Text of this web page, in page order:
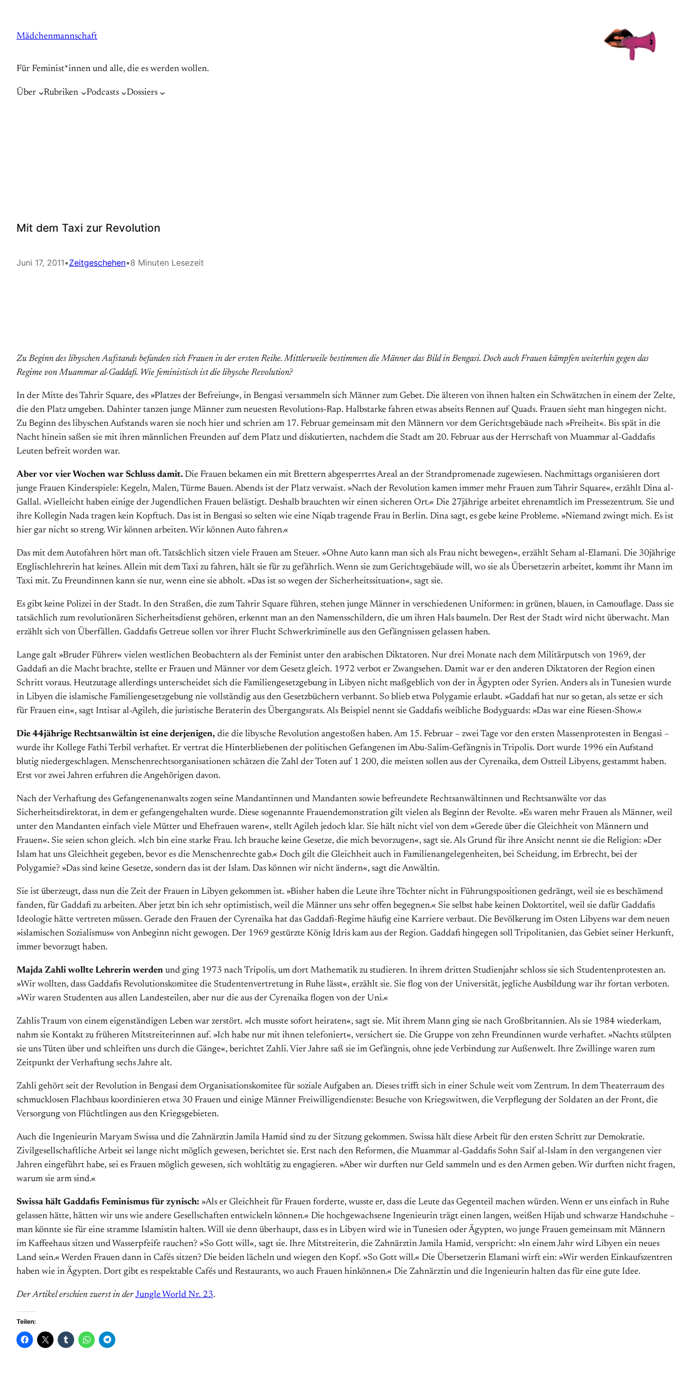
springen
Mädchenmannschaft
Für Feminist*innen und alle, die es werden wollen.
Über Rubriken Podcasts Dossiers
Mit dem Taxi zur Revolution
Juni 17, 2011•Zeitgeschehen•8 Minuten Lesezeit
Zu Beginn des libyschen Aufstands befanden sich Frauen in der ersten Reihe. Mittlerweile bestimmen die Männer das Bild in Bengasi. Doch auch Frauen kämpfen weiterhin gegen das
Regime von Muammar al-Gaddafi. Wie feministisch ist die libysche Revolution?
In der Mitte des Tahrir Square, des »Platzes der Befreiung«, in Bengasi versammeln sich Männer zum Gebet. Die älteren von ihnen halten ein Schwätzchen in einem der Zelte,
die den Platz umgeben. Dahinter tanzen junge Männer zum neuesten Revolutions-Rap. Halbstarke fahren etwas abseits Rennen auf Quads. Frauen sieht man hingegen nicht.
Zu Beginn des libyschen Aufstands waren sie noch hier und schrien am 17. Februar gemeinsam mit den Männern vor dem Gerichtsgebäude nach »Freiheit«. Bis spät in die
Nacht hinein saßen sie mit ihren männlichen Freunden auf dem Platz und diskutierten, nachdem die Stadt am 20. Februar aus der Herrschaft von Muammar al-Gaddafis
Leuten befreit worden war.
Aber vor vier Wochen war Schluss damit. Die Frauen bekamen ein mit Brettern abgesperrtes Areal an der Strandpromenade zugewiesen. Nachmittags organisieren dort
junge Frauen Kinderspiele: Kegeln, Malen, Türme Bauen. Abends ist der Platz verwaist. »Nach der Revolution kamen immer mehr Frauen zum Tahrir Square«, erzählt Dina al-
Gallal. »Vielleicht haben einige der Jugendlichen Frauen belästigt. Deshalb brauchten wir einen sicheren Ort.« Die 27jährige arbeitet ehrenamtlich im Pressezentrum. Sie und
ihre Kollegin Nada tragen kein Kopftuch. Das ist in Bengasi so selten wie eine Niqab tragende Frau in Berlin. Dina sagt, es gebe keine Probleme. »Niemand zwingt mich. Es ist
hier gar nicht so streng. Wir können arbeiten. Wir können Auto fahren.«
Das mit dem Autofahren hört man oft. Tatsächlich sitzen viele Frauen am Steuer. »Ohne Auto kann man sich als Frau nicht bewegen«, erzählt Seham al-Elamani. Die 30jährige
Englischlehrerin hat keines. Allein mit dem Taxi zu fahren, hält sie für zu gefährlich. Wenn sie zum Gerichtsgebäude will, wo sie als Übersetzerin arbeitet, kommt ihr Mann im
Taxi mit. Zu Freundinnen kann sie nur, wenn eine sie abholt. »Das ist so wegen der Sicherheitssituation«, sagt sie.
Es gibt keine Polizei in der Stadt. In den Straßen, die zum Tahrir Square führen, stehen junge Männer in verschiedenen Uniformen: in grünen, blauen, in Camouflage. Dass sie
tatsächlich zum revolutionären Sicherheitsdienst gehören, erkennt man an den Namensschildern, die um ihren Hals baumeln. Der Rest der Stadt wird nicht überwacht. Man
erzählt sich von Überfällen. Gaddafis Getreue sollen vor ihrer Flucht Schwerkriminelle aus den Gefängnissen gelassen haben.
Lange galt »Bruder Führer« vielen westlichen Beobachtern als der Feminist unter den arabischen Diktatoren. Nur drei Monate nach dem Militärputsch von 1969, der
Gaddafi an die Macht brachte, stellte er Frauen und Männer vor dem Gesetz gleich. 1972 verbot er Zwangsehen. Damit war er den anderen Diktatoren der Region einen
Schritt voraus. Heutzutage allerdings unterscheidet sich die Familiengesetzgebung in Libyen nicht maßgeblich von der in Ägypten oder Syrien. Anders als in Tunesien wurde
in Libyen die islamische Familiengesetzgebung nie vollständig aus den Gesetzbüchern verbannt. So blieb etwa Polygamie erlaubt. »Gaddafi hat nur so getan, als setze er sich
für Frauen ein«, sagt Intisar al-Agileh, die juristische Beraterin des Übergangsrats. Als Beispiel nennt sie Gaddafis weibliche Bodyguards: »Das war eine Riesen-Show.«
Die 44jährige Rechtsanwältin ist eine derjenigen, die die libysche Revolution angestoßen haben. Am 15. Februar – zwei Tage vor den ersten Massenprotesten in Bengasi –
wurde ihr Kollege Fathi Terbil verhaftet. Er vertrat die Hinterbliebenen der politischen Gefangenen im Abu-Salim-Gefängnis in Tripolis. Dort wurde 1996 ein Aufstand
blutig niedergeschlagen. Menschenrechtsorganisationen schätzen die Zahl der Toten auf 1 200, die meisten sollen aus der Cyrenaika, dem Ostteil Libyens, gestammt haben.
Erst vor zwei Jahren erfuhren die Angehörigen davon.
Nach der Verhaftung des Gefangenenanwalts zogen seine Mandantinnen und Mandanten sowie befreundete Rechtsanwältinnen und Rechtsanwälte vor das
Sicherheitsdirektorat, in dem er gefangengehalten wurde. Diese sogenannte Frauendemonstration gilt vielen als Beginn der Revolte. »Es waren mehr Frauen als Männer, weil
unter den Mandanten einfach viele Mütter und Ehefrauen waren«, stellt Agileh jedoch klar. Sie hält nicht viel von dem »Gerede über die Gleichheit von Männern und
Frauen«. Sie seien schon gleich. »Ich bin eine starke Frau. Ich brauche keine Gesetze, die mich bevorzugen«, sagt sie. Als Grund für ihre Ansicht nennt sie die Religion: »Der
Islam hat uns Gleichheit gegeben, bevor es die Menschenrechte gab.« Doch gilt die Gleichheit auch in Familienangelegenheiten, bei Scheidung, im Erbrecht, bei der
Polygamie? »Das sind keine Gesetze, sondern das ist der Islam. Das können wir nicht ändern«, sagt die Anwältin.
Sie ist überzeugt, dass nun die Zeit der Frauen in Libyen gekommen ist. »Bisher haben die Leute ihre Töchter nicht in Führungspositionen gedrängt, weil sie es beschämend
fanden, für Gaddafi zu arbeiten. Aber jetzt bin ich sehr optimistisch, weil die Männer uns sehr offen begegnen.« Sie selbst habe keinen Doktortitel, weil sie dafür Gaddafis
Ideologie hätte vertreten müssen. Gerade den Frauen der Cyrenaika hat das Gaddafi-Regime häufig eine Karriere verbaut. Die Bevölkerung im Osten Libyens war dem neuen
»islamischen Sozialismus« von Anbeginn nicht gewogen. Der 1969 gestürzte König Idris kam aus der Region. Gaddafi hingegen soll Tripolitanien, das Gebiet seiner Herkunft,
immer bevorzugt haben.
Majda Zahli wollte Lehrerin werden und ging 1973 nach Tripolis, um dort Mathematik zu studieren. In ihrem dritten Studienjahr schloss sie sich Studentenprotesten an.
»Wir wollten, dass Gaddafis Revolutionskomitee die Studentenvertretung in Ruhe lässt«, erzählt sie. Sie flog von der Universität, jegliche Ausbildung war ihr fortan verboten.
»Wir waren Studenten aus allen Landesteilen, aber nur die aus der Cyrenaika flogen von der Uni.«
Zahlis Traum von einem eigenständigen Leben war zerstört. »Ich musste sofort heiraten«, sagt sie. Mit ihrem Mann ging sie nach Großbritannien. Als sie 1984 wiederkam,
nahm sie Kontakt zu früheren Mitstreiterinnen auf. »Ich habe nur mit ihnen telefoniert«, versichert sie. Die Gruppe von zehn Freundinnen wurde verhaftet. »Nachts stülpten
sie uns Tüten über und schleiften uns durch die Gänge«, berichtet Zahli. Vier Jahre saß sie im Gefängnis, ohne jede Verbindung zur Außenwelt. Ihre Zwillinge waren zum
Zeitpunkt der Verhaftung sechs Jahre alt.
Zahli gehört seit der Revolution in Bengasi dem Organisationskomitee für soziale Aufgaben an. Dieses trifft sich in einer Schule weit vom Zentrum. In dem Theaterraum des
schmucklosen Flachbaus koordinieren etwa 30 Frauen und einige Männer Freiwilligendienste: Besuche von Kriegswitwen, die Verpflegung der Soldaten an der Front, die
Versorgung von Flüchtlingen aus den Kriegsgebieten.
Auch die Ingenieurin Maryam Swissa und die Zahnärztin Jamila Hamid sind zu der Sitzung gekommen. Swissa hält diese Arbeit für den ersten Schritt zur Demokratie.
Zivilgesellschaftliche Arbeit sei lange nicht möglich gewesen, berichtet sie. Erst nach den Reformen, die Muammar al-Gaddafis Sohn Saif al-Islam in den vergangenen vier
Jahren eingeführt habe, sei es Frauen möglich gewesen, sich wohltätig zu engagieren. »Aber wir durften nur Geld sammeln und es den Armen geben. Wir durften nicht fragen,
warum sie arm sind.«
Swissa hält Gaddafis Feminismus für zynisch: »Als er Gleichheit für Frauen forderte, wusste er, dass die Leute das Gegenteil machen würden. Wenn er uns einfach in Ruhe
gelassen hätte, hätten wir uns wie andere Gesellschaften entwickeln können.« Die hochgewachsene Ingenieurin trägt einen langen, weißen Hijab und schwarze Handschuhe –
man könnte sie für eine stramme Islamistin halten. Will sie denn überhaupt, dass es in Libyen wird wie in Tunesien oder Ägypten, wo junge Frauen gemeinsam mit Männern
im Kaffeehaus sitzen und Wasserpfeife rauchen? »So Gott will«, sagt sie. Ihre Mitstreiterin, die Zahnärztin Jamila Hamid, verspricht: »In einem Jahr wird Libyen ein neues
Land sein.« Werden Frauen dann in Cafés sitzen? Die beiden lächeln und wiegen den Kopf. »So Gott will.« Die Übersetzerin Elamani wirft ein: »Wir werden Einkaufszentren
haben wie in Ägypten. Dort gibt es respektable Cafés und Restaurants, wo auch Frauen hinkönnen.« Die Zahnärztin und die Ingenieurin halten das für eine gute Idee.
Der Artikel erschien zuerst in derJungle World Nr. 23.
Teilen: